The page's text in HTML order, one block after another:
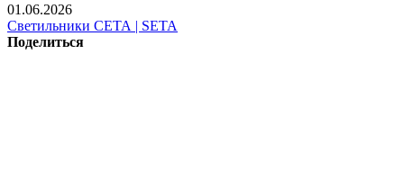
01.06.2026
Светильники СЕТА | SETA
Поделиться